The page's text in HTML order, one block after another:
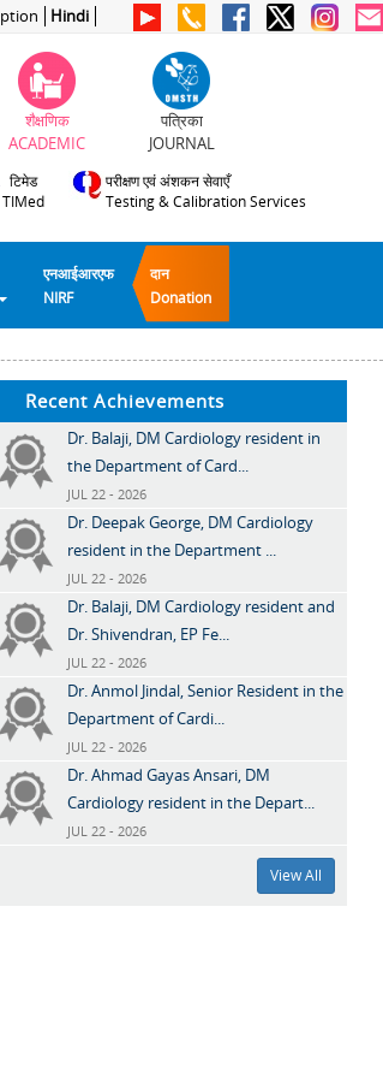
Hindi
शैक्षणिक
ACADEMIC
पत्रिका
JOURNAL
टिमेड
TIMed
परीक्षण एवं अंशकन सेवाएँ
Testing & Calibration Services
एनआईआरएफ
NIRF
दान
Donation
Recent Achievements
Dr. Balaji, DM Cardiology resident in
the Department of Card...
JUL 22 - 2026
Dr. Deepak George, DM Cardiology
resident in the Department ...
JUL 22 - 2026
Dr. Balaji, DM Cardiology resident and
Dr. Shivendran, EP Fe...
JUL 22 - 2026
Dr. Anmol Jindal, Senior Resident in the
Department of Cardi...
JUL 22 - 2026
Dr. Ahmad Gayas Ansari, DM
Cardiology resident in the Depart...
JUL 22 - 2026
View All